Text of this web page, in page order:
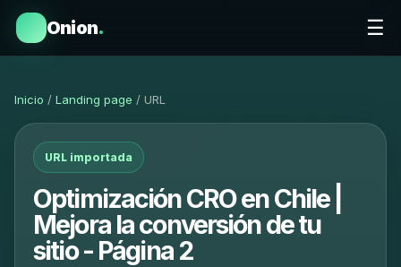
Onion. ☰
Inicio / Landing page / URL
URL importada
Optimización CRO en Chile |
Mejora la conversión de tu
sitio - Página 2